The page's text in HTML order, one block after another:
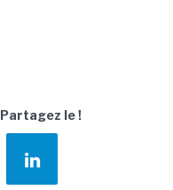
Partagez le !